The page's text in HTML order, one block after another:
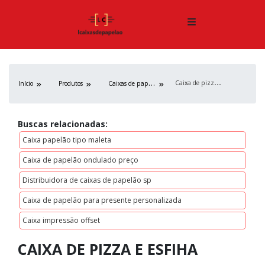
Início Produtos C
aixas de papelão C
aixa de pizza e esfiha
Buscas relacionadas:
Caixa papelão tipo maleta
Caixa de papelão ondulado preço
Distribuidora de caixas de papelão sp
Caixa de papelão para presente personalizada
Caixa impressão offset
CAIXA DE PIZZA E ESFIHA